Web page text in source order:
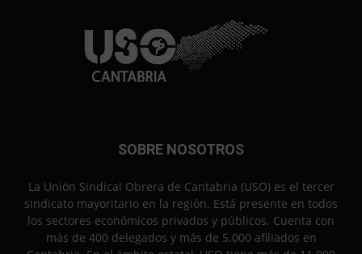
SOBRE NOSOTROS
La Unión Sindical Obrera de Cantabria (USO) es el tercer
sindicato mayoritario en la región. Está presente en todos
los sectores económicos privados y públicos. Cuenta con
más de 400 delegados y más de 5.000 afiliados en